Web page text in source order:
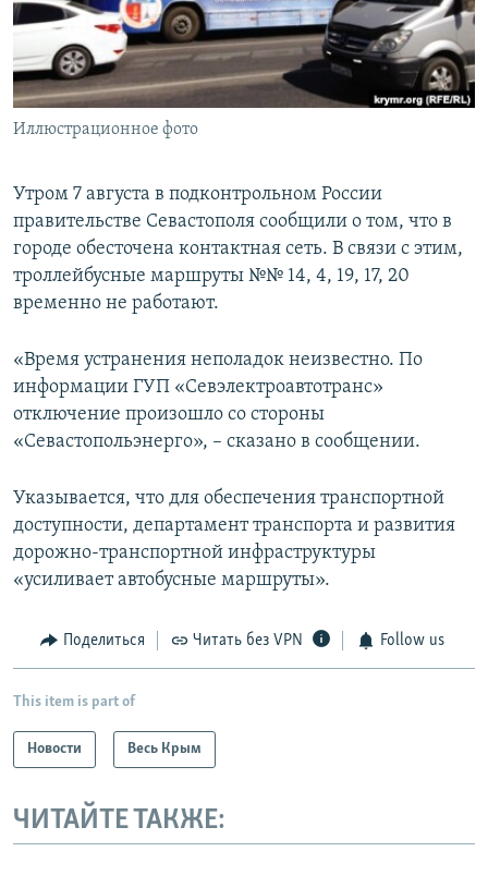
ПОБЕДИТЕЛЕЙ НЕ СУДЯТ?
КРЫМ.НЕПОКОРЕННЫЙ
ELIFBE
УКРАИНСКАЯ ПРОБЛЕМА КРЫМА
ПРИСОЕДИНЯЙТЕСЬ!
Иллюстрационное фото
Утром 7 августа в подконтрольном России
правительстве Севастополя сообщили о том, что в
городе обесточена контактная сеть. В связи с этим,
троллейбусные маршруты №№ 14, 4, 19, 17, 20
временно не работают.
«Время устранения неполадок неизвестно. По
информации ГУП «Севэлектроавтотранс»
отключение произошло со стороны
«Севастопольэнерго», – сказано в сообщении.
Указывается, что для обеспечения транспортной
доступности, департамент транспорта и развития
дорожно-транспортной инфраструктуры
«усиливает автобусные маршруты».
Поделиться Читать без VPN Follow us
This item is part of
Новости Весь Крым
ЧИТАЙТЕ ТАКЖЕ: